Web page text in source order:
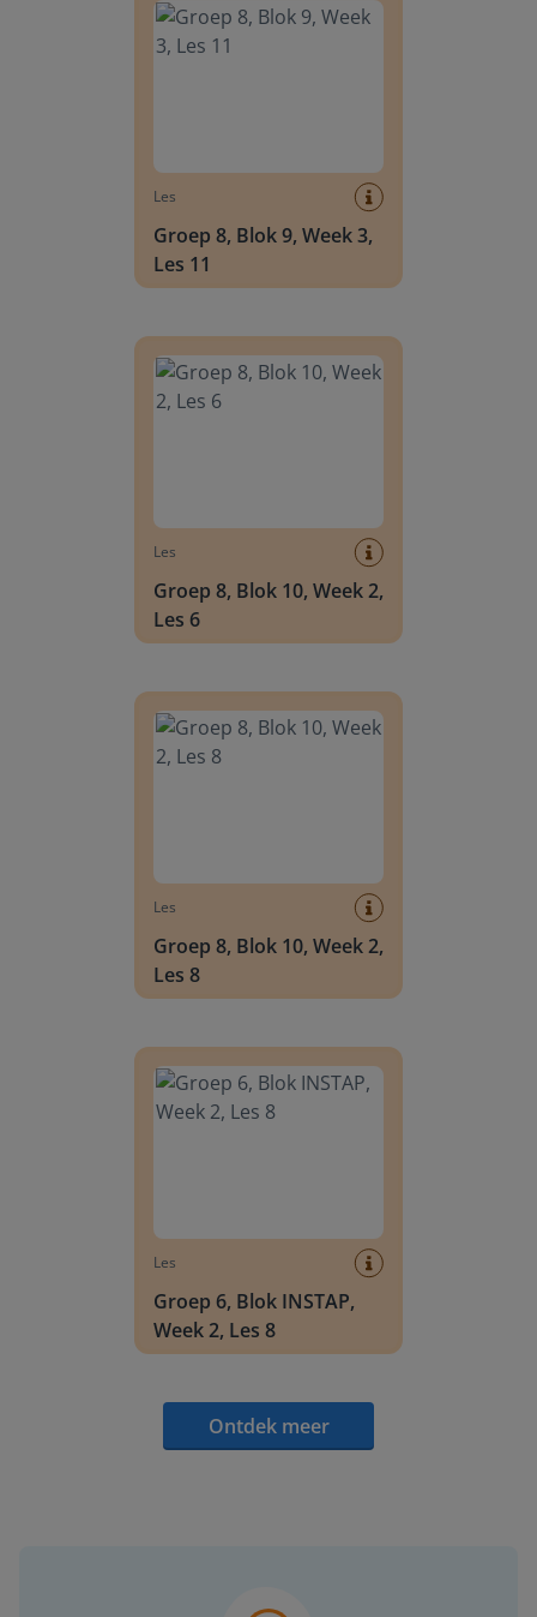
Les
Groep 8, Blok 9, Week 3,
Les 11
Les
Groep 8, Blok 10, Week 2,
Les 6
Les
Groep 8, Blok 10, Week 2,
Les 8
Les
Groep 6, Blok INSTAP,
Week 2, Les 8
Ontdek meer